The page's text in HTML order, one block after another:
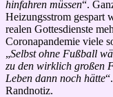
hinfahren müssen“.
Heizungsstrom gespart
realen Gottesdienste
Coronapandemie viele
„Selbst ohne Fußball
zu den wirklich großen
Leben dann noch hätte
Randnotiz.